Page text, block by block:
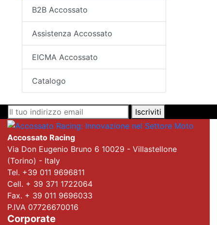
B2B Accossato
Assistenza Accossato
EICMA Accossato
Catalogo
Iscriviti
Accossato Racing
Via Don Eugenio Bruno 6 10029 - Villastellone
(Torino) - Italy
Tel. +39 011 9696811
Cell. + 39 371 1722064
Fax. + 39 011 9696033
P.IVA 07726670016
Corporate